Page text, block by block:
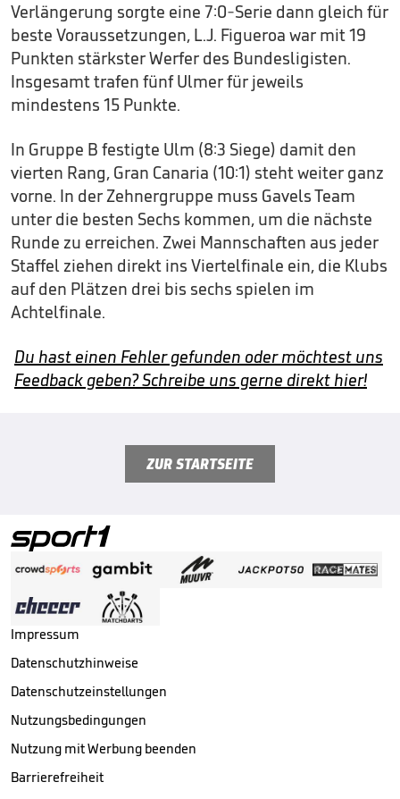
Verlängerung sorgte eine 7:0-Serie dann gleich für
beste Voraussetzungen, L.J. Figueroa war mit 19
Punkten stärkster Werfer des Bundesligisten.
Insgesamt trafen fünf Ulmer für jeweils
mindestens 15 Punkte.
In Gruppe B festigte Ulm (8:3 Siege) damit den
vierten Rang, Gran Canaria (10:1) steht weiter ganz
vorne. In der Zehnergruppe muss Gavels Team
unter die besten Sechs kommen, um die nächste
Runde zu erreichen. Zwei Mannschaften aus jeder
Staffel ziehen direkt ins Viertelfinale ein, die Klubs
auf den Plätzen drei bis sechs spielen im
Achtelfinale.
Du hast einen Fehler gefunden oder möchtest uns
Feedback geben? Schreibe uns gerne direkt hier!
ZUR STARTSEITE
Impressum
Datenschutzhinweise
Datenschutzeinstellungen
Nutzungsbedingungen
Nutzung mit Werbung beenden
Barrierefreiheit